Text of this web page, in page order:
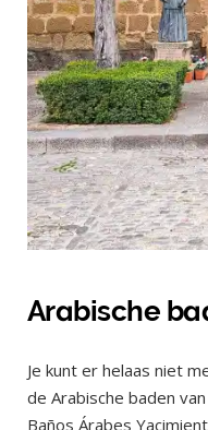
Arabische
Je kunt er helaas niet
de Arabische baden
Baños Árabes